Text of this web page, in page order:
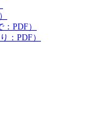
PDF）
：PDF）